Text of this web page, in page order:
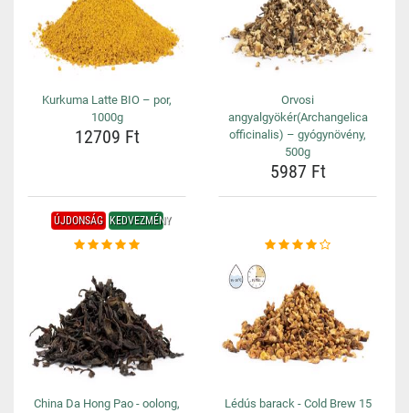
Kurkuma Latte BIO – por,
1000g
12709 Ft
Orvosi
angyalgyökér(Archangelica
officinalis) – gyógynövény,
500g
5987 Ft
ÚJDONSÁG KEDVEZMÉNY
China Da Hong Pao - oolong,
Lédús barack - Cold Brew 15